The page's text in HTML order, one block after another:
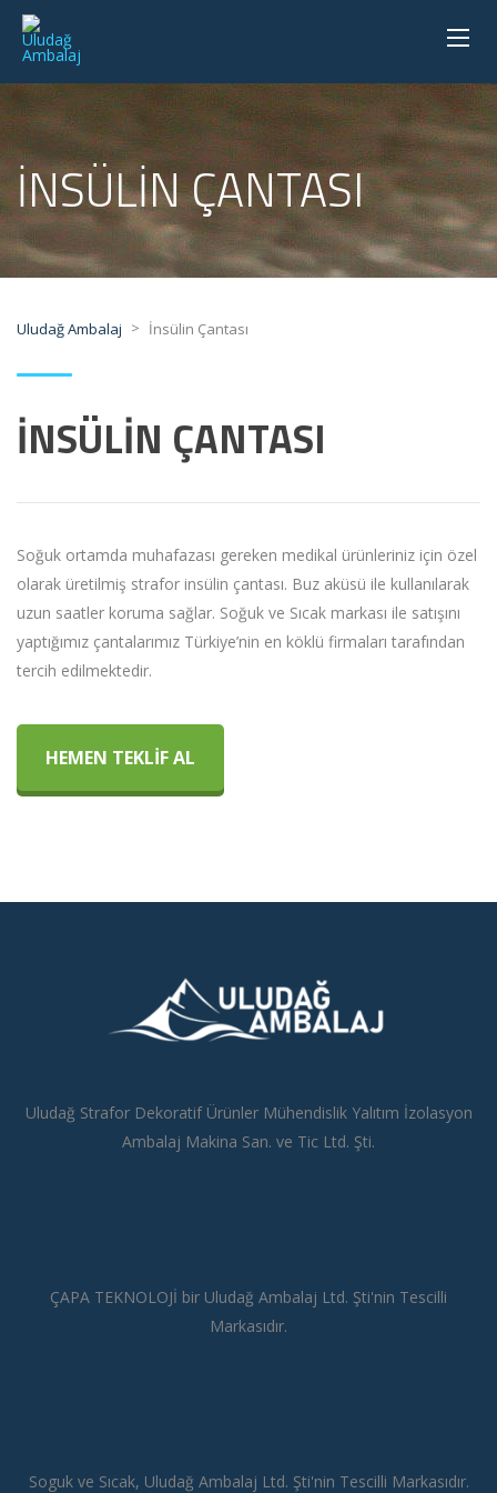
İNSÜLIN ÇANTASI
Uludağ Ambalaj > İnsülin Çantası
İNSÜLİN ÇANTASI
Soğuk ortamda muhafazası gereken medikal ürünleriniz için özel
olarak üretilmiş strafor insülin çantası. Buz aküsü ile kullanılarak
uzun saatler koruma sağlar. Soğuk ve Sıcak markası ile satışını
yaptığımız çantalarımız Türkiye’nin en köklü firmaları tarafından
tercih edilmektedir.
HEMEN TEKLİF AL
Uludağ Strafor Dekoratif Ürünler Mühendislik Yalıtım İzolasyon
Ambalaj Makina San. ve Tic Ltd. Şti.
ÇAPA TEKNOLOJİ bir Uludağ Ambalaj Ltd. Şti'nin Tescilli
Markasıdır.
Soguk ve Sıcak, Uludağ Ambalaj Ltd. Şti'nin Tescilli Markasıdır.